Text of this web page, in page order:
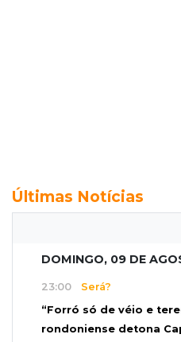
Últimas Notícias
DOMINGO, 09 DE
23:00 Será?
“Forró só de véio e
rondoniense detona